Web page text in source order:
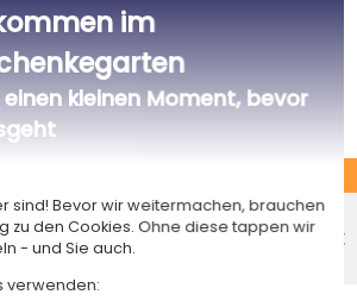
ist nur bei einer Zahlung per PayPal,
gültig.
Versand an einen Paketshop
Lieferdatum
4,95 €
im
einen kleinen Moment, bevor
sind! Bevor wir weitermachen, brauchen
zu den Cookies. Ohne diese tappen wir
- und Sie auch.
verwenden: